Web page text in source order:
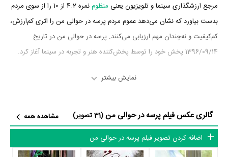
مرجع ارزشگذاری سینما و تلویزیون یعنی منظوم
نمره 4.2 از 10 را از سوی مردم
بدست بیاورد که نشان می‌دهد عموم مردم پرسه در حوالی من را اثری کم‌ارزش،
کم‌کیفیت و نه‌چندان مهم ارزیابی می‌کنند. پرسه در حوالی من در تاریخ
1396/09/14 پخش خود را توسط پخش‌کننده هنر و تجربه در سینما آغاز کرد.
بازیگران فیلم پرسه در حوالی من
بازیگرانی چونمحسن سلیمانی،علی گل‌زاده،بابک قادری پریا مرندیز،نگار
فتحی،ماهان بالاجادهوباران نصیرلوبه ایفای نقش و بازیگری پرداخته‌اند. در
فیلم پرسه در حوالی من حدود 19 بازیگر جلوی دوربین رفته‌اند که از نظر تعداد
نمایش بیشتر
گالری عکس فیلم پرسه در حوالی من(31 تصویر)
مشاهده همه
اضافه کردن تصویر فیلم پرسه در حوالی من